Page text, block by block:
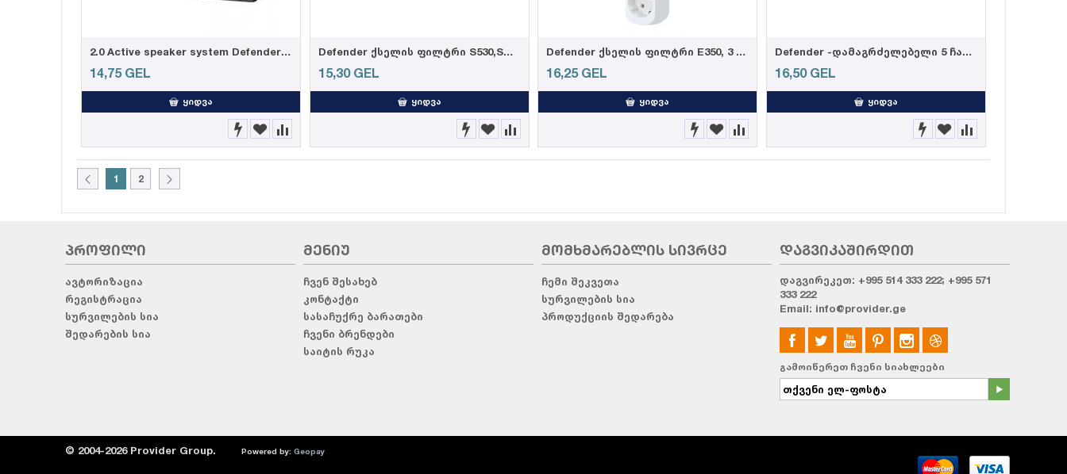
2.0 Active speaker system Defender #1 SPK 22 black, 5W, USB powered
14,75 GEL
ᲧᲘᲓᲕᲐ
Defender ქსელის ფილტრი S530,Switch 5 ჩასართველით 3,0m
15,30 GEL
ᲧᲘᲓᲕᲐ
Defender ქსელის ფილტრი E350, 3 ჩასართველით 5,0m
16,25 GEL
ᲧᲘᲓᲕᲐ
Defender -დამაგრძელებელი 5 ჩასართველით, 3 მეტრიანი, ჩამრთველით, შავი
16,50 GEL
ᲧᲘᲓᲕᲐ
1 2
ᲞᲠᲝᲤᲘᲚᲘ
ავტორიზაცია
რეგისტრაცია
სურვილების სია
შედარების სია
ᲛᲔᲜᲘᲣ
ჩვენ შესახებ
კონტაქტი
სასაჩუქრე ბარათები
ჩვენი ბრენდები
საიტის რუკა
ᲛᲝᲛᲮᲛᲐᲠᲔᲑᲚᲘᲡ ᲡᲘᲕᲠᲪᲔ
ჩემი შეკვეთა
სურვილების სია
პროდუქციის შედარება
ᲓᲐᲒᲕᲘᲙᲐᲨᲘᲠᲓᲘᲗ
დაგვირეკეთ: +995 514 333 222; +995 571
333 222
Email: info@provider.ge
გამოიწერეთ ჩვენი სიახლეები
© 2004-2026 Provider Group. Powered by: Geopay